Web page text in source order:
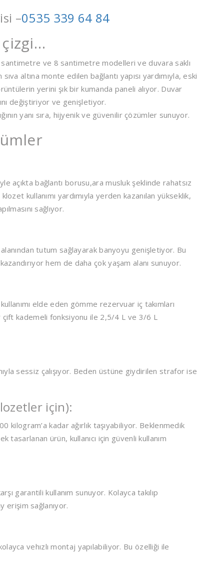
–0535 339 64 84
ve 8 santimetre modelleri ve duvara saklı
altına monte edilen bağlantı yapısı yardımıyla, eski
yerini şık bir kumanda paneli alıyor. Duvar
değiştiriyor ve genişletiyor.
yanı sıra, hijyenik ve güvenilir çözümler sunuyor.
bağlantı borusu,ara musluk şeklinde rahatsız
kullanımı yardımıyla yerden kazanılan yükseklik,
sağlıyor.
tutum sağlayarak banyoyu genişletiyor. Bu
hem de daha çok yaşam alanı sunuyor.
elde eden gömme rezervuar iç takımları
kademeli fonksiyonu ile 2,5/4 L ve 3/6 L
sessiz çalışıyor. Beden üstüne giydirilen strafor ise
için):
kadar ağırlık taşıyabiliyor. Beklenmedik
ürün, kullanıcı için güvenli kullanım
garantili kullanım sunuyor. Kolayca takılıp
erişim sağlanıyor.
vehızlı montaj yapılabiliyor. Bu özelliği ile